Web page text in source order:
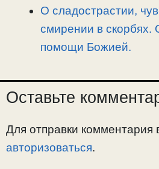
О сладострастии,
смирении в
помощи Божией.
Оставьте
Для отправки комментария
авторизоваться.